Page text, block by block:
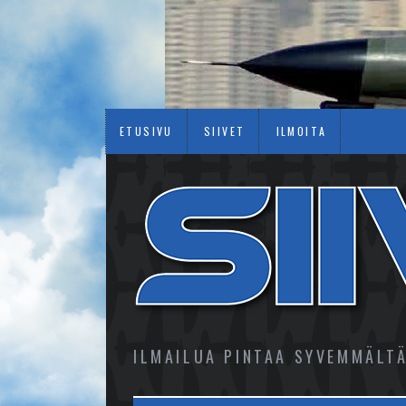
ETUSIVU SIIVET ILMOITA
ILMAILUA PINTAA